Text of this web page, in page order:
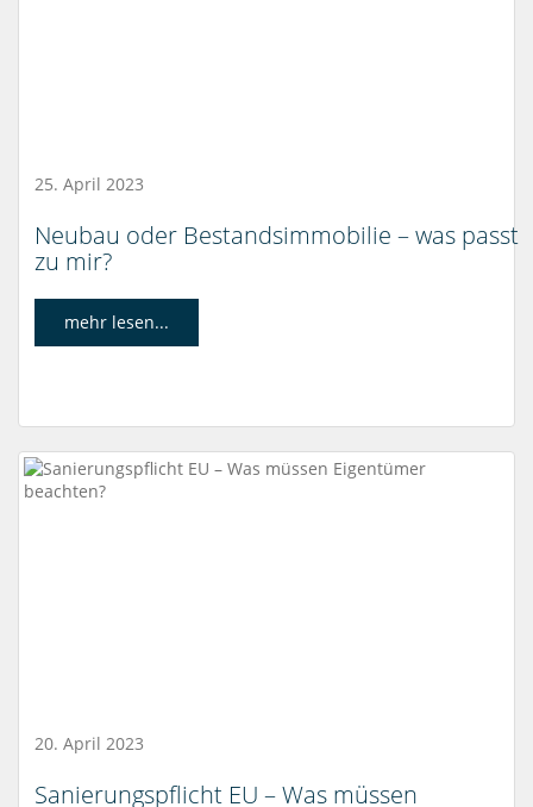
25. April 2023
Neubau oder Bestandsimmobilie – was passt
zu mir?
mehr lesen...
20. April 2023
Sanierungspflicht EU – Was müssen